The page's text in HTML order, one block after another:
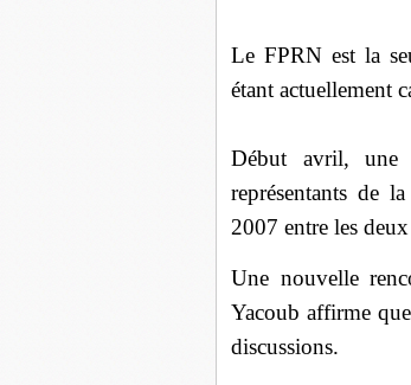
Le FPRN est la
étant actuellement
Début avril, une
représentants de
2007 entre les
Une nouvelle
Yacoub affirme
discussions.